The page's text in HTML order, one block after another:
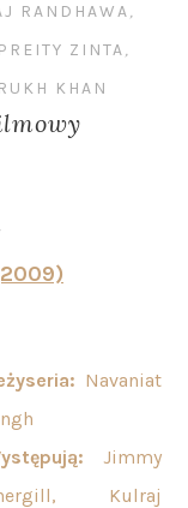
RANDHAWA,
PREITY ZINTA,
KHAN
Navaniat
: Jimmy
Kulraj